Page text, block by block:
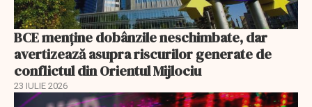
BCE menține dobânzile neschimbate, dar
avertizează asupra riscurilor generate de
conflictul din Orientul Mijlociu
23 IULIE 2026